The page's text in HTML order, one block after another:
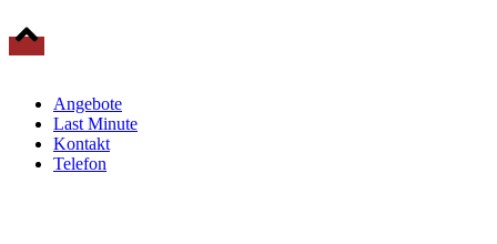
Angebote
Last Minute
Kontakt
Telefon